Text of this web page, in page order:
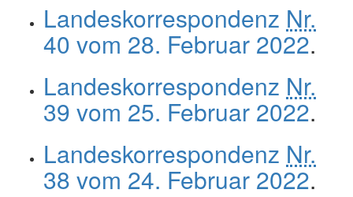
Landeskorrespondenz Nr.
40 vom 28. Februar 2022.
Landeskorrespondenz Nr.
39 vom 25. Februar 2022.
Landeskorrespondenz Nr.
38 vom 24. Februar 2022.